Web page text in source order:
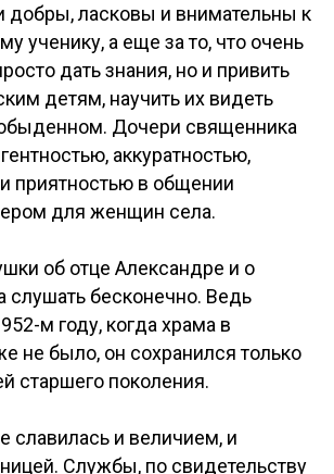
добры, ласковы и внимательны к
ученику, а еще за то, что очень
дать знания, но и привить
детям, научить их видеть
Дочери священника
аккуратностью,
приятностью в общении
для женщин села.
об отце Александре и о
слушать бесконечно. Ведь
м году, когда храма в
не было, он сохранился только
старшего поколения.
славилась и величием, и
Службы, по свидетельству